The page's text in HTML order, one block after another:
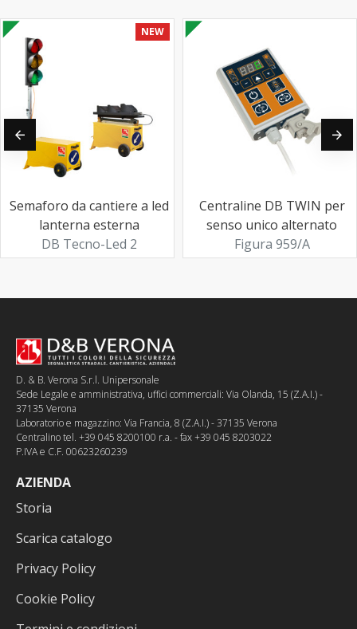
NEW
Semaforo da cantiere a led
lanterna esterna
DB Tecno-Led 2
Centraline DB TWIN per
senso unico alternato
Figura 959/A
D. & B. Verona S.r.l. Unipersonale
Sede Legale e amministrativa, uffici commerciali: Via Olanda, 15 (Z.A.I.) -
37135 Verona
Laboratorio e magazzino: Via Francia, 8 (Z.A.I.) - 37135 Verona
Centralino tel. +39 045 8200100 r.a. - fax +39 045 8203022
P.IVA e C.F. 00623260239
AZIENDA
Storia
Scarica catalogo
Privacy Policy
Cookie Policy